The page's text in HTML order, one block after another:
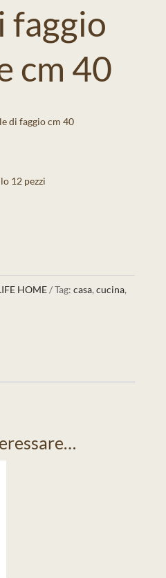
faggio
cm 40
di faggio cm 40
12 pezzi
HOME Tag: casa, cucina,